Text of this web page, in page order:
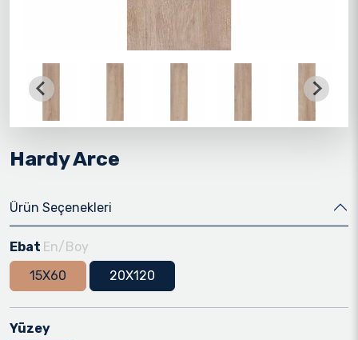
Hardy Arce
Ürün Seçenekleri
Ebat En/Boy
15X60
20X120
Yüzey